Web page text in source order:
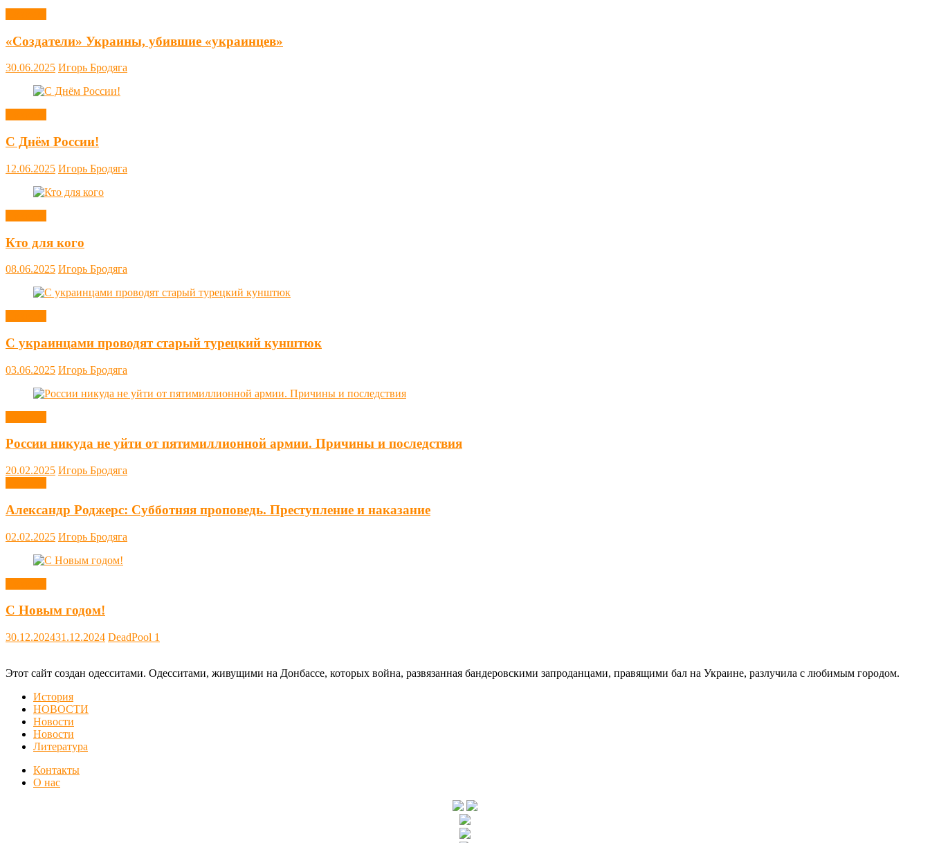
«Создатели» Украины, убившие «украинцев»
30.06.2025 Игорь Бродяга
С Днём России!
12.06.2025 Игорь Бродяга
Кто для кого
08.06.2025 Игорь Бродяга
С украинцами проводят старый турецкий кунштюк
03.06.2025 Игорь Бродяга
России никуда не уйти от пятимиллионной армии. Причины и последствия
20.02.2025 Игорь Бродяга
Александр Роджерс: Субботняя проповедь. Преступление и наказание
02.02.2025 Игорь Бродяга
С Новым годом!
30.12.202431.12.2024 DeadPool 1
Этот сайт создан одесситами. Одесситами, живущими на Донбассе, которых война, развязанная бандеровскими запроданцами, правящими бал на Украине, разлучила с любимым городом.
История
НОВОСТИ
Новости
Новости
Литература
Контакты
О нас